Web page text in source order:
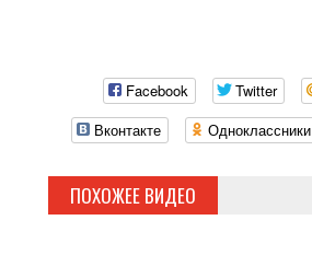
Facebook Twitter
Вконтакте
Одноклассники
ПОХОЖЕЕ ВИДЕО